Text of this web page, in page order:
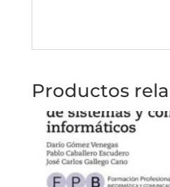
Productos